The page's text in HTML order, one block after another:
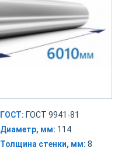
ГОСТ: ГОСТ 9941-81
Диаметр, мм: 114
Толщина стенки, мм: 8